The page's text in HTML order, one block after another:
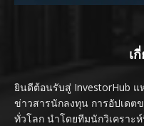
เ
ยินดีต้อนรับสู่ InvestorHub แ
ข่าวสารนักลงทุน การอัปเดต
ทั่วโลก นำโดยทีมนักวิเคราะ